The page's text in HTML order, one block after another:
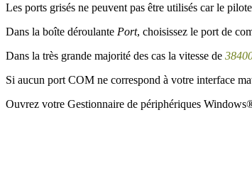
Les ports grisés ne peuvent pas être utilisés car le
Dans la boîte déroulante Port, choisissez le port de
Dans la très grande majorité des cas la vitesse de
Si aucun port COM ne correspond à votre interface
Ouvrez votre Gestionnaire de périphériques